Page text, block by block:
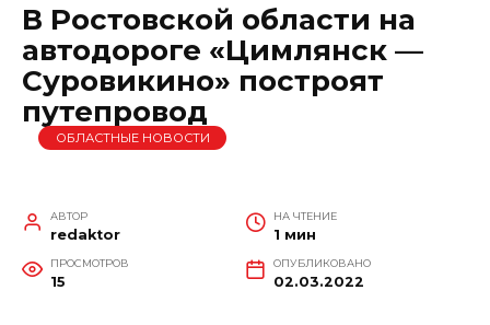
В Ростовской области на
автодороге «Цимлянск —
Суровикино» построят
путепровод
ОБЛАСТНЫЕ НОВОСТИ
АВТОР
redaktor
НА ЧТЕНИЕ
1 мин
ПРОСМОТРОВ
15
ОПУБЛИКОВАНО
02.03.2022